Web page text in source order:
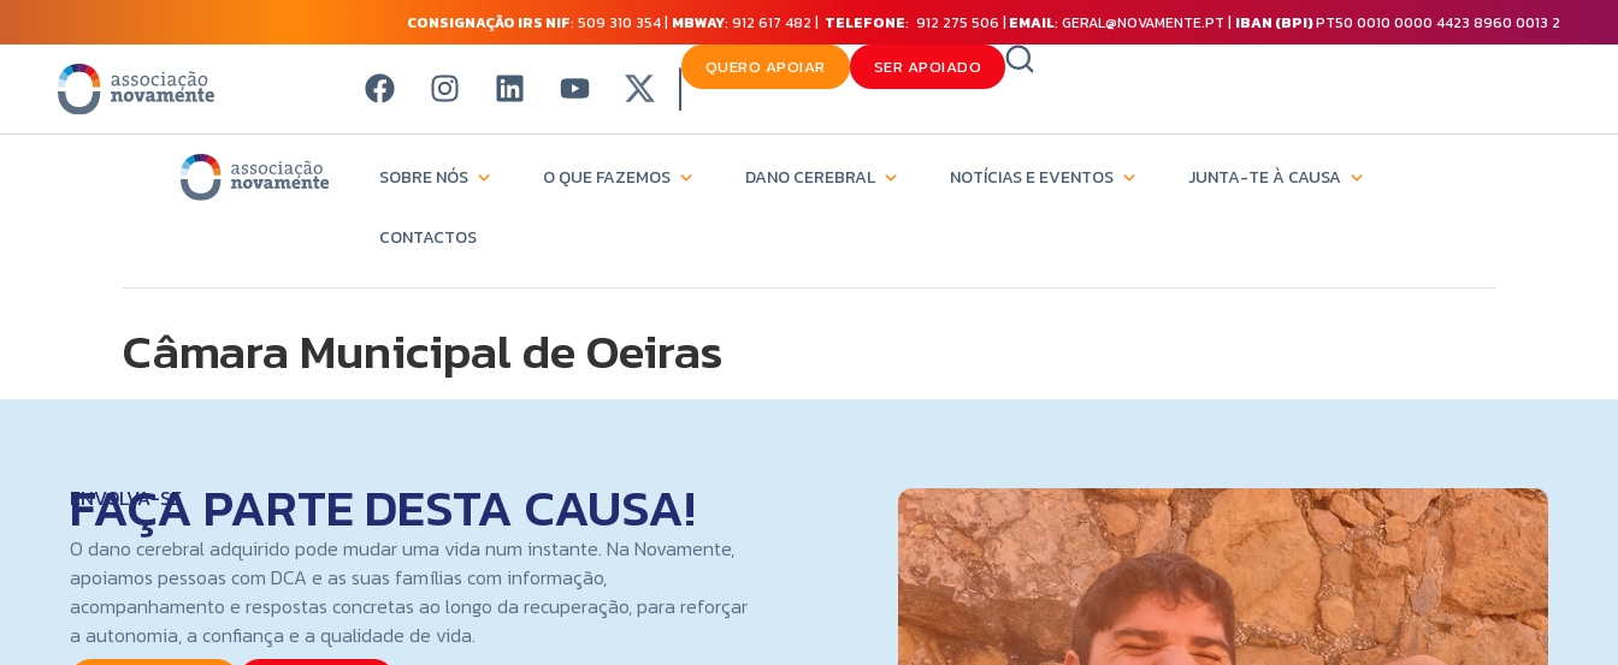
CONSIGNAÇÃO IRS NIF: 509 310 354 | MBWAY: 912 617 482 | TELEFONE: 912 275 506 | EMAIL: GERAL@NOVAMENTE.PT | IBAN (BPI)PT50 0010 0000 4423 8960 0013 2
QUERO APOIAR SER APOIADO
SOBRE NÓS O QUE FAZEMOS DANO CEREBRAL NOTÍCIAS E EVENTOS JUNTA-TE À CAUSA
CONTACTOS
Câmara Municipal de Oeiras
ENVOLVA-SE
FAÇA PARTE DESTA CAUSA!
O dano cerebral adquirido pode mudar uma vida num instante. Na Novamente,
apoiamos pessoas com DCA e as suas famílias com informação,
acompanhamento e respostas concretas ao longo da recuperação, para reforçar
a autonomia, a confiança e a qualidade de vida.